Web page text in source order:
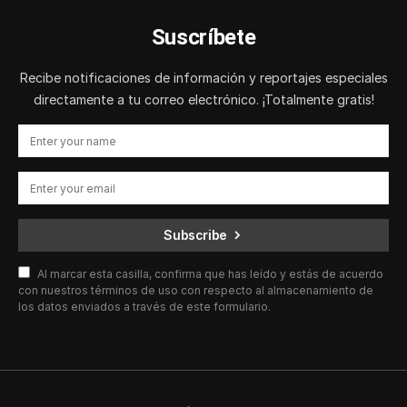
Suscríbete
Recibe notificaciones de información y reportajes especiales
directamente a tu correo electrónico. ¡Totalmente gratis!
Subscribe
Al marcar esta casilla, confirma que has leído y estás de acuerdo
con nuestros términos de uso con respecto al almacenamiento de
los datos enviados a través de este formulario.